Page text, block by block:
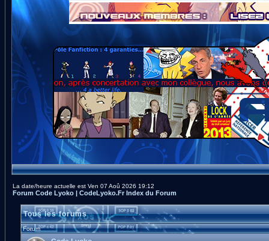
La date/heure actuelle est Ven 07 Aoû 2026 19:12
Forum Code Lyoko | CodeLyoko.Fr Index du Forum
Tous les forums
Forum